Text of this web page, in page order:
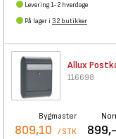
Levering 1-2 hverdage
På lager i 32 butikker
Allux
116698
Bygmaster
809,10 / STK 899,-